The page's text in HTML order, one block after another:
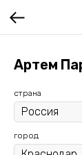
Артем
страна
город